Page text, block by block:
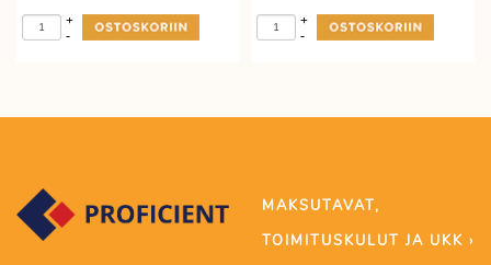
-
+
-
+
MAKSUTAVAT,
TOIMITUSKULUT JA UKK ›